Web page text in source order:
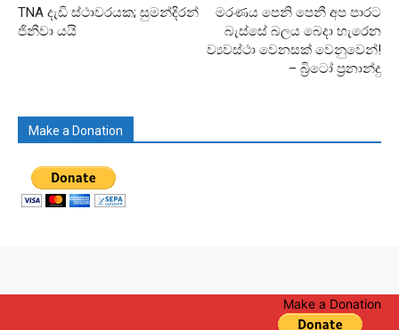
TNA දැඩි ස්ථාවරයක; සුමන්දිරන්
ජිනීවා යයි
මරණය පෙනි පෙනී අප පාරට
බැස්සේ බලය බෙදා හැරෙන
ව්‍යවස්ථා වෙනසක් වෙනුවෙන්!
– බ්‍රිටෝ ප්‍රනාන්දු
Make a Donation
Make a Donation